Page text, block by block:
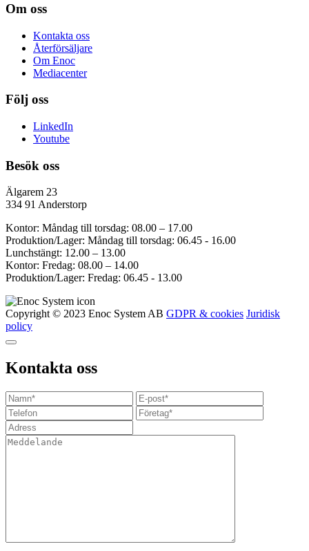
Om oss
Kontakta oss
Återförsäljare
Om Enoc
Mediacenter
Följ oss
LinkedIn
Youtube
Besök oss
Älgarem 23
334 91 Anderstorp
Kontor: Måndag till torsdag: 08.00 – 17.00
Produktion/Lager: Måndag till torsdag: 06.45 - 16.00
Lunchstängt: 12.00 – 13.00
Kontor: Fredag: 08.00 – 14.00
Produktion/Lager: Fredag: 06.45 - 13.00
Copyright © 2023 Enoc System AB GDPR & cookies Juridisk
policy
Kontakta oss